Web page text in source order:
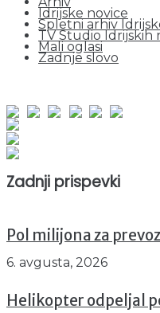
Idrijske novice
Spletni arhiv
TV Studio Idrijskih
Mali oglasi
Zadnje slovo
Zadnji prispevki
Pol milijona za
6. avgusta, 2026
Helikopter odpeljal